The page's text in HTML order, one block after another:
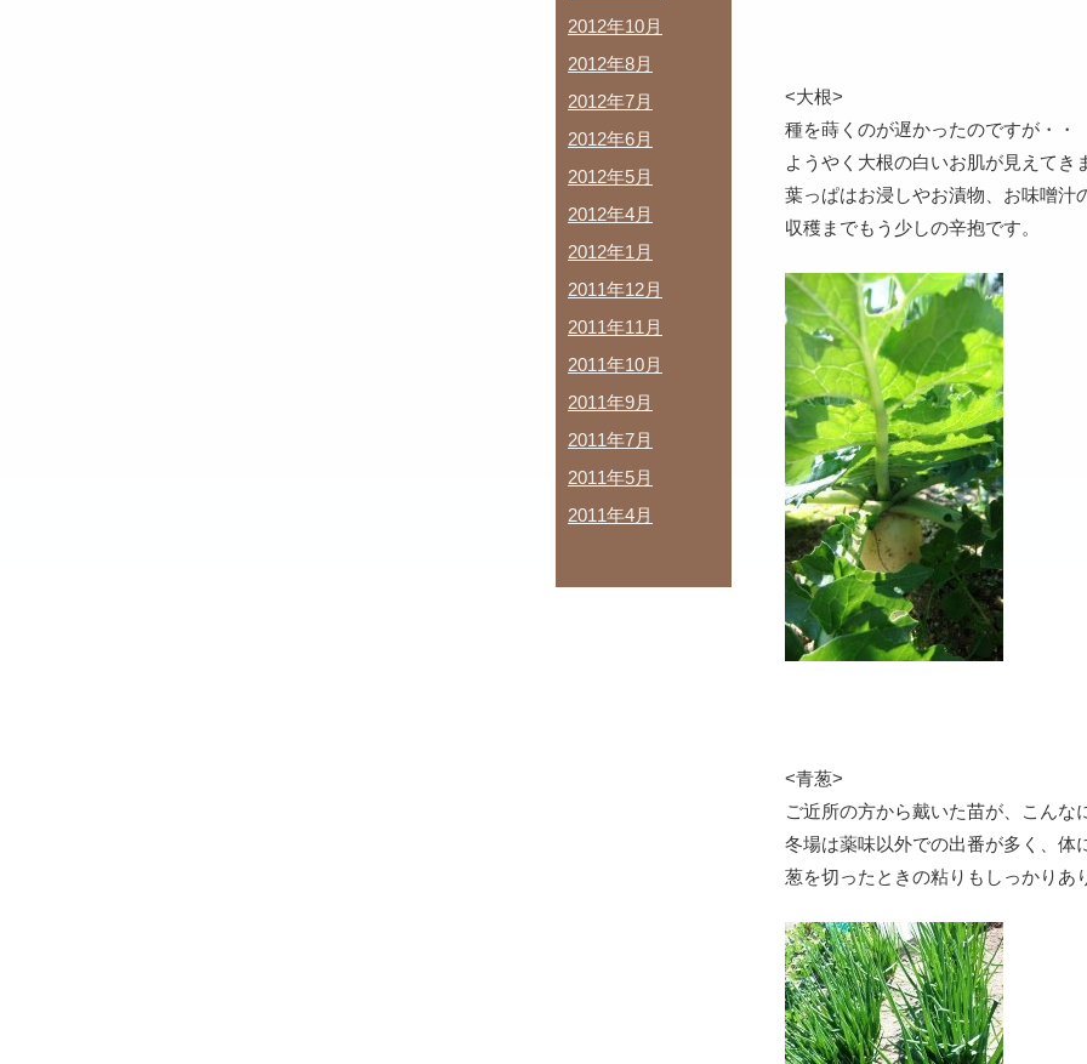
<大根>
種を蒔くのが遅かったのですが・・
ようやく大根の白いお肌が見えてき
葉っぱはお浸しやお漬物、お味噌汁
収穫までもう少しの辛抱です。
<青葱>
ご近所の方から戴いた苗が、こんな
冬場は薬味以外での出番が多く、体
葱を切ったときの粘りもしっかりあ
2012年10月
2012年8月
2012年7月
2012年6月
2012年5月
2012年4月
2012年1月
2011年12月
2011年11月
2011年10月
2011年9月
2011年7月
2011年5月
2011年4月